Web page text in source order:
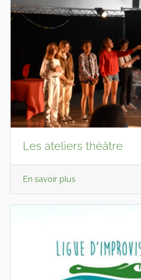
Les ateliers théâtre
En savoir plus